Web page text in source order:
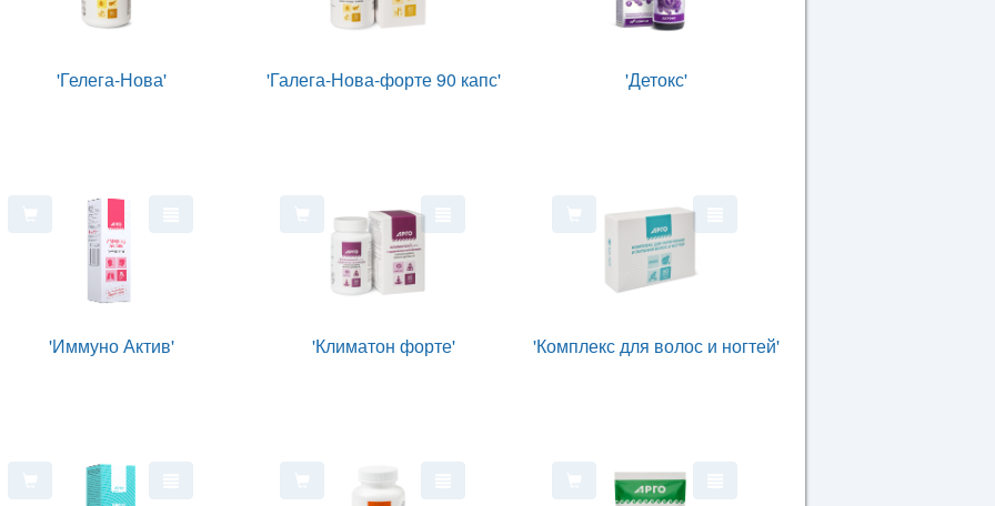
'Гелега-Нова' 'Галега-Нова-форте 90 капс' 'Детокс'
'Иммуно Актив' 'Климатон форте' 'Комплекс для волос и ногтей'